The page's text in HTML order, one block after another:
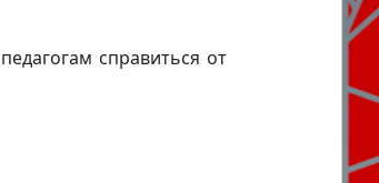
справиться от